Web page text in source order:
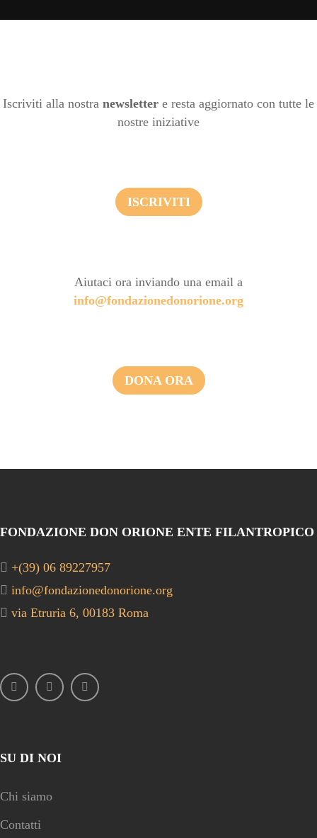
Iscriviti alla nostra newsletter e resta aggiornato con tutte le
nostre iniziative
ISCRIVITI
Aiutaci ora inviando una email a
info@fondazionedonorione.org
DONA ORA
FONDAZIONE DON ORIONE ENTE FILANTROPICO
+(39) 06 89227957
info@fondazionedonorione.org
via Etruria 6, 00183 Roma
SU DI NOI
Chi siamo
Contatti